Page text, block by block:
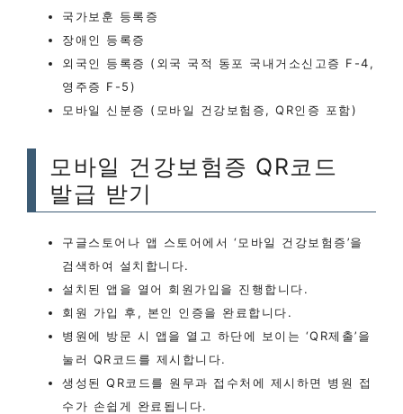
국가보훈 등록증
장애인 등록증
외국인 등록증 (외국 국적 동포 국내거소신고증 F-4,
영주증 F-5)
모바일 신분증 (모바일 건강보험증, QR인증 포함)
모바일 건강보험증 QR코드
발급 받기
구글스토어나 앱 스토어에서 ‘모바일 건강보험증’을
검색하여 설치합니다.
설치된 앱을 열어 회원가입을 진행합니다.
회원 가입 후, 본인 인증을 완료합니다.
병원에 방문 시 앱을 열고 하단에 보이는 ‘QR제출’을
눌러 QR코드를 제시합니다.
생성된 QR코드를 원무과 접수처에 제시하면 병원 접
수가 손쉽게 완료됩니다.